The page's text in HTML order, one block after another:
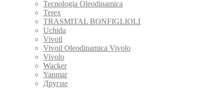
Tecnologia Oleodinamica
Terex
TRASMITAL BONFIGLIOLI
Uchida
Vivoil
Vivoil Oleodinamica Vivolo
Vivolo
Wacker
Yanmar
Другие